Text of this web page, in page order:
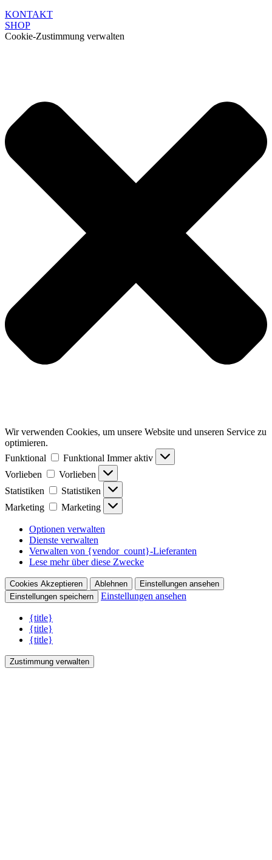
KONTAKT
SHOP
Cookie-Zustimmung verwalten
Wir verwenden Cookies, um unsere Website und unseren Service zu
optimieren.
Funktional
Funktional Immer aktiv
Vorlieben
Vorlieben
Statistiken
Statistiken
Marketing
Marketing
Optionen verwalten
Dienste verwalten
Verwalten von {vendor_count}-Lieferanten
Lese mehr über diese Zwecke
Cookies Akzeptieren Ablehnen
Einstellungen ansehen
Einstellungen speichern
Einstellungen ansehen
{title}
{title}
{title}
Zustimmung verwalten